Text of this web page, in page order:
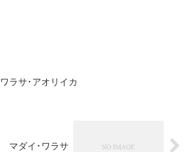
ワラサ･アオリイカ
マダイ･ワラサ